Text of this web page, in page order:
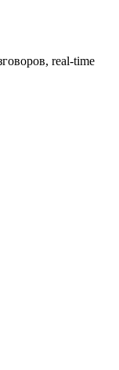
real-time